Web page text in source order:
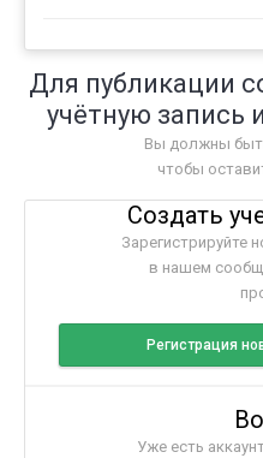
Для публикации
учётную запись
Вы должны
чтобы
Создать
Зарегистрируйте
в нашем
Регистрация
Уже есть